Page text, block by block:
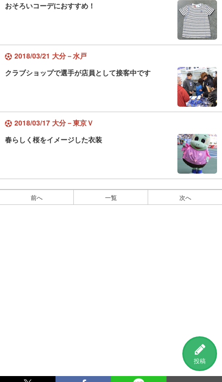
投稿
おそろいコーデにおすすめ！
2018/03/21 大分－水戸
クラブショップで選手が店員として接客中です
2018/03/17 大分－東京Ｖ
春らしく桜をイメージした衣装
前へ 一覧 次へ